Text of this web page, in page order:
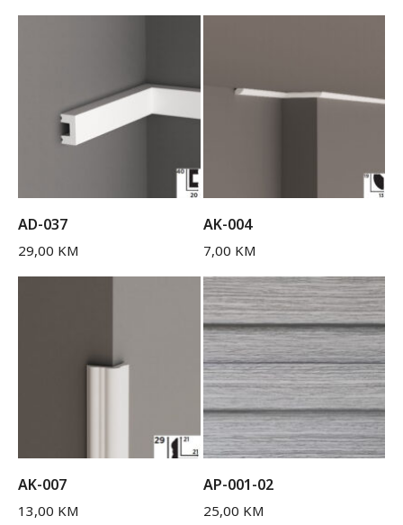
AD-037
29,00 KM
AK-004
7,00 KM
AK-007
13,00 KM
AP-001-02
25,00 KM